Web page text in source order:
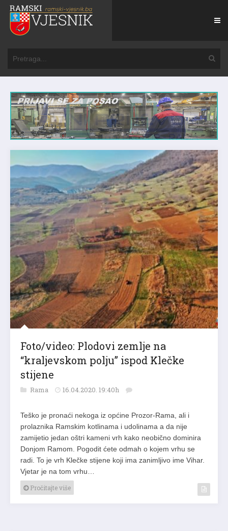
Foto/video: Plodovi zemlje na
“kraljevskom polju” ispod Klečke
stijene
Rama 16.04.2020. 19:40h
Teško je pronaći nekoga iz općine Prozor-Rama, ali i
prolaznika Ramskim kotlinama i udolinama a da nije
zamijetio jedan oštri kameni vrh kako neobično dominira
Donjom Ramom. Pogodit ćete odmah o kojem vrhu se
radi. To je vrh Klečke stijene koji ima zanimljivo ime Vihar.
Vjetar je na tom vrhu…
Pročitajte više